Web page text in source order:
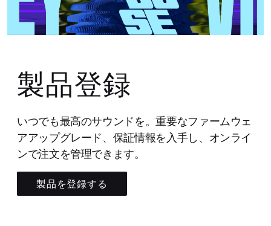
製品登録
いつでも最高のサウンドを。重要なファームウェ
アアップグレード、保証情報を入手し、オンライ
ンで注文を管理できます。
製品を登録する